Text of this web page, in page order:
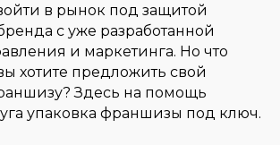
бухгалтерской компаний
детского сада
корейской косметики
в рынок под защитой
с уже разработанной
и маркетинга. Но что
хотите предложить свой
Здесь на помощь
упаковка франшизы под ключ.